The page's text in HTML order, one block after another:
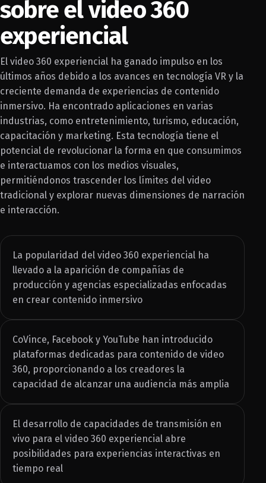
sobre el video 360
experiencial
El video 360 experiencial ha ganado impulso en los
últimos años debido a los avances en tecnología VR y la
creciente demanda de experiencias de contenido
inmersivo. Ha encontrado aplicaciones en varias
industrias, como entretenimiento, turismo, educación,
capacitación y marketing. Esta tecnología tiene el
potencial de revolucionar la forma en que consumimos
e interactuamos con los medios visuales,
permitiéndonos trascender los límites del video
tradicional y explorar nuevas dimensiones de narración
e interacción.
La popularidad del video 360 experiencial ha
llevado a la aparición de compañías de
producción y agencias especializadas enfocadas
en crear contenido inmersivo
CoVince, Facebook y YouTube han introducido
plataformas dedicadas para contenido de video
360, proporcionando a los creadores la
capacidad de alcanzar una audiencia más amplia
El desarrollo de capacidades de transmisión en
vivo para el video 360 experiencial abre
posibilidades para experiencias interactivas en
tiempo real